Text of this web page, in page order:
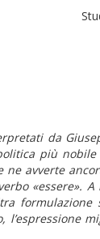
da
più
avverte
«essere».